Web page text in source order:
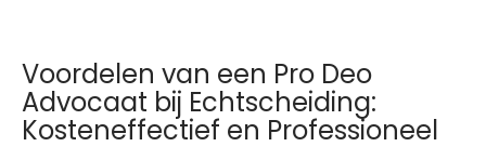
Voordelen van een Pro Deo
Advocaat bij Echtscheiding:
Kosteneffectief en Professioneel